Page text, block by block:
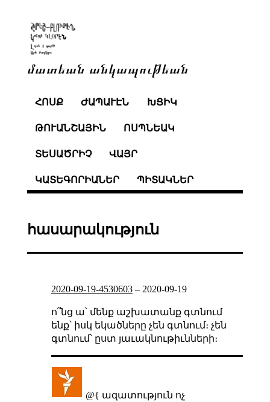
մատեան անկապութեան
ՀՈՍՔ ԺԱՊԱՒԷՆ ԽՑԻԿ
ԹՈՒԱՆՇԱՅԻՆ ՈՍՊՆԵԱԿ
ՏԵՍԱԾՐԻՉ ՎԱՅՐ
ԿԱՏԵԳՈՐԻԱՆԵՐ ՊԻՏԱԿՆԵՐ
հասարակություն
2020-09-19-4530603– 2020-09-19
ո՞նց ա՝ մենք աշխատանք գտնում
ենք՝ իսկ եկածները չեն գտնում։ չեն
գտնում՝ ըստ յաւակնութիւնների։
@{ ազատություն ոչ